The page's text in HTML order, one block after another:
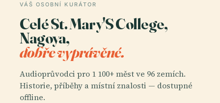
VÁŠ OSOBNÍ KURÁTOR
Celé St. Mary'S College,
Nagoya,
dobře vyprávěné.
Audioprůvodci pro 1 100+ měst ve 96 zemích.
Historie, příběhy a místní znalosti — dostupné
offline.